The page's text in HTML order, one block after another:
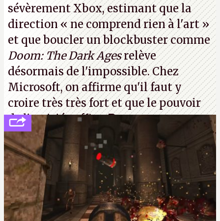
sévèrement Xbox, estimant que la
direction« ne comprend rien à l'art »
et que boucler un blockbuster comme
Doom: The Dark Agesrelève
désormais de l'impossible. Chez
Microsoft, on affirme qu'il faut y
croire très très fort et que le pouvoir
de l'amitié suffira.P.